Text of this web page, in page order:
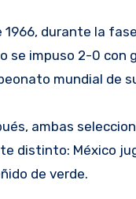
1966, durante la
se impuso 2-0 con
mundial de
ambas
distinto: México
de verde.